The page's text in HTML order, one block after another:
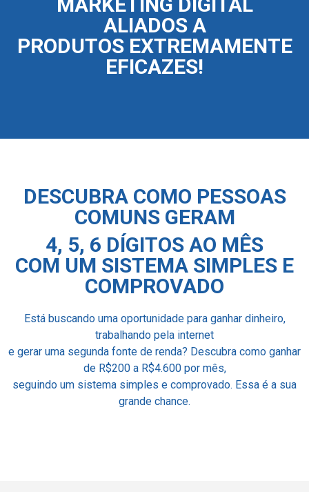
ALIADOS A
PRODUTOS EXTREMAMENTE
EFICAZES!
DESCUBRA COMO PESSOAS
COMUNS GERAM
4, 5, 6 DÍGITOS AO MÊS
COM UM SISTEMA SIMPLES E
COMPROVADO
Está buscando uma oportunidade para ganhar dinheiro,
trabalhando pela internet
e gerar uma segunda fonte de renda? Descubra como ganhar
de R$200 a R$4.600 por mês,
seguindo um sistema simples e comprovado. Essa é a sua
grande chance.